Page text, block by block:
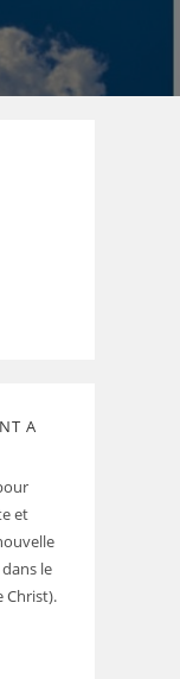
A
et
le
Christ).